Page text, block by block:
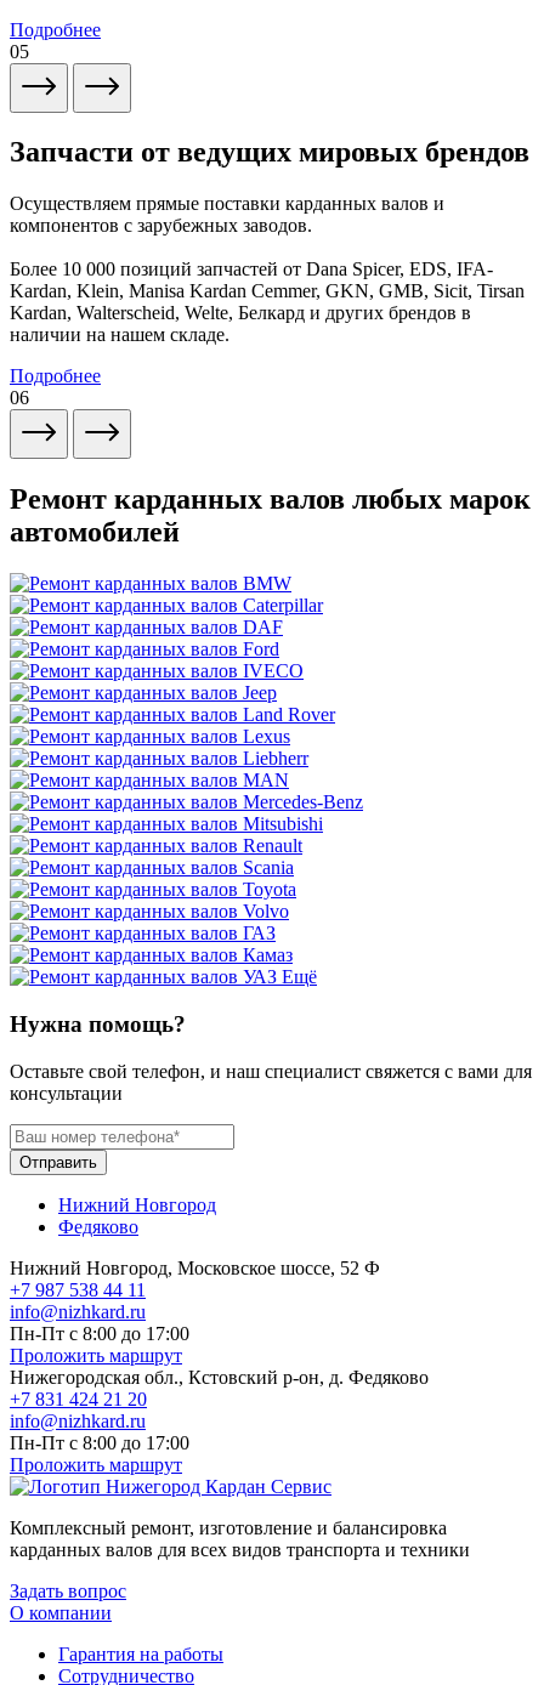
Подробнее
05
Запчасти от ведущих мировых брендов
Осуществляем прямые поставки карданных валов и
компонентов с зарубежных заводов.
Более 10 000 позиций запчастей от Dana Spicer, EDS, IFA-
Kardan, Klein, Manisa Kardan Cemmer, GKN, GMB, Sicit, Tirsan
Kardan, Walterscheid, Welte, Белкард и других брендов в
наличии на нашем складе.
Подробнее
06
Ремонт карданных валов любых марок
автомобилей
Ещё
Нужна помощь?
Оставьте свой телефон, и наш специалист свяжется с вами для
консультации
Отправить
Нижний Новгород
Федяково
Нижний Новгород, Московское шоссе, 52 Ф
+7 987 538 44 11
info@nizhkard.ru
Пн-Пт с 8:00 до 17:00
Проложить маршрут
Нижегородская обл., Кстовский р-он, д. Федяково
+7 831 424 21 20
info@nizhkard.ru
Пн-Пт с 8:00 до 17:00
Проложить маршрут
Комплексный ремонт, изготовление и балансировка
карданных валов для всех видов транспорта и техники
Задать вопрос
О компании
Гарантия на работы
Сотрудничество